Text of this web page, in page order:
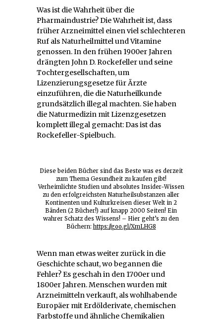
Was ist die Wahrheit über die
Pharmaindustrie? Die Wahrheit ist, dass
früher Arzneimittel einen viel schlechteren
Ruf als Naturheilmittel und Vitamine
genossen. In den frühen 1900er Jahren
drängten John D. Rockefeller und seine
Tochtergesellschaften, um
Lizenzierungsgesetze für Ärzte
einzuführen, die die Naturheilkunde
grundsätzlich illegal machten. Sie haben
die Naturmedizin mit Lizenzgesetzen
komplett illegal gemacht: Das ist das
Rockefeller-Spielbuch.
Diese beiden Bücher sind das Beste was es derzeit
zum Thema Gesundheit zu kaufen gibt!
Verheimlichte Studien und absolutes Insider-Wissen
zu den erfolgreichsten Naturheilsubstanzen aller
Kontinenten und Kulturkreisen dieser Welt in 2
Bänden (2 Bücher!) auf knapp 2000 Seiten! Ein
wahrer Schatz des Wissens! – Hier geht’s zu den
Büchern:https://goo.gl/XmLHG8
Wenn man etwas weiter zurück in die
Geschichte schaut, wo begannen die
Fehler? Es geschah in den 1700er und
1800er Jahren. Menschen wurden mit
Arzneimitteln verkauft, als wohlhabende
Europäer mit Erdölderivate, chemischen
Farbstoffe und ähnliche Chemikalien